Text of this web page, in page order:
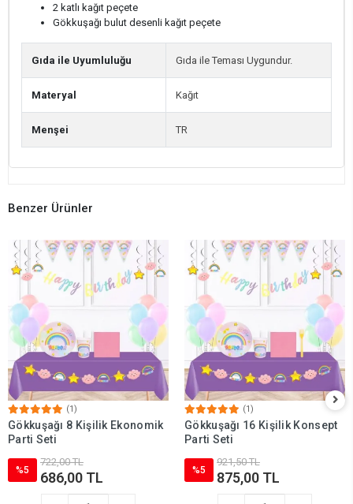
2 katlı kağıt peçete
Gökkuşağı bulut desenli kağıt peçete
Gıda ile Uyumluluğu Gıda ile Teması Uygundur.
Materyal Kağıt
Menşei TR
Benzer Ürünler
(1)
Gökkuşağı 8 Kişilik Ekonomik
Parti Seti
%5
722,00 TL
686,00 TL
(1)
Gökkuşağı 16 Kişilik Konsept
Parti Seti
%5
921,50 TL
875,00 TL